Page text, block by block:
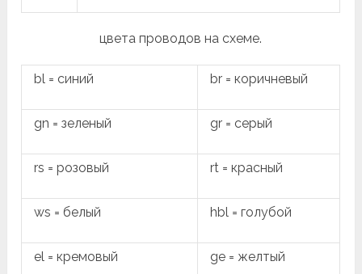
цвета проводов на схеме.
bl = синий br = коричневый
gn = зеленый gr = серый
rs = розовый rt = красный
ws = белый hbl = голубой
el = кремовый ge = желтый